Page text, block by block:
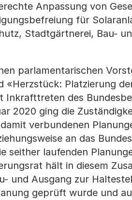
Anpassung von
für
Stadtgärtnerei, Bau-
parlamentarischen
«Herzstück: Platzierung
des
2020 ging die
verbundenen
an das
seither laufenden
hält in diesem
und Ausgang zur
geprüft wurde und